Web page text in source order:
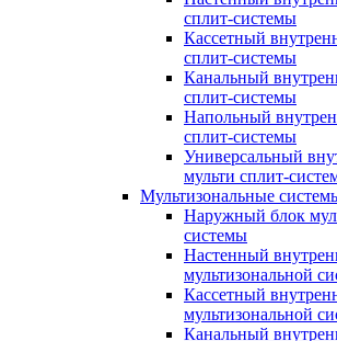
сплит-системы
Кассетный
сплит-системы
Канальный
сплит-системы
Напольный
сплит-системы
Универсальный
мульти сплит-
Мультизональные
Наружный блок
системы
Настенный
мультизональной
Кассетный
мультизональной
Канальный